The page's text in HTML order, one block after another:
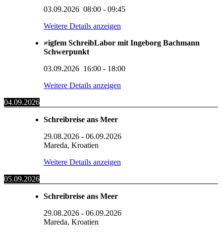
03.09.2026 08:00 - 09:45
Weitere Details anzeigen
≠igfem SchreibLabor mit Ingeborg Bachmann
Schwerpunkt
03.09.2026 16:00 - 18:00
Weitere Details anzeigen
04.09.2026
Schreibreise ans Meer
29.08.2026 - 06.09.2026
Mareda, Kroatien
Weitere Details anzeigen
05.09.2026
Schreibreise ans Meer
29.08.2026 - 06.09.2026
Mareda, Kroatien